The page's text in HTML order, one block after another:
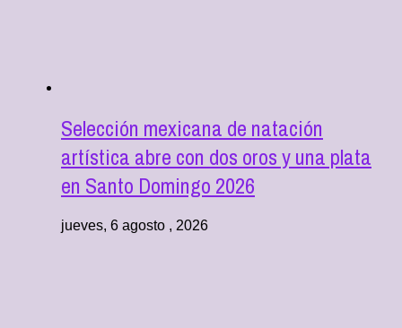
Selección mexicana de natación
artística abre con dos oros y una plata
en Santo Domingo 2026
jueves, 6 agosto , 2026